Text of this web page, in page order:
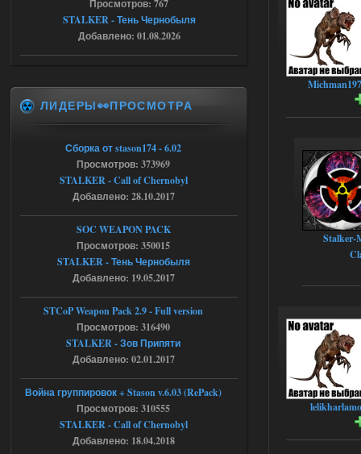
Stalker-
20:23:10.934] [17468]
FATAL ERROR
[error]Expression : FATAL ERROR
t_engine.cpp
[error]Description :
shadow of
chernobyl\gamedata\scripts\xr_camper.sc
ript:510: attempt to index local 'manager'
(a nil value)
Вылет после захода в Припять.
Ответить ➤
05.08.2026
Скованные одной цепью
r4908778
с избавлением от баласта,
доходяга.
Ответить ➤
05.08.2026
Путь во мгле + GUNSLINGER mod
Stalker-Mods-Clan-su
Доступно только для пользователей
Просмотров: 767
STALKER - Тень Чернобыля
Добавлено: 01.08.2026
ЛИДЕРЫ👀ПРОСМОТРА
Сборка от stason174 - 6.02
Просмотров: 373969
STALKER - Call of Chernobyl
Добавлено: 28.10.2017
SOC WEAPON PACK
Просмотров: 350015
STALKER - Тень Чернобыля
Добавлено: 19.05.2017
STCoP Weapon Pack 2.9 - Full version
Просмотров: 316490
STALKER - Зов Припяти
Добавлено: 02.01.2017
Война группировок + Stason v.6.03 (RePack)
Просмотров: 310555
STALKER - Call of Chernobyl
Добавлено: 18.04.2018